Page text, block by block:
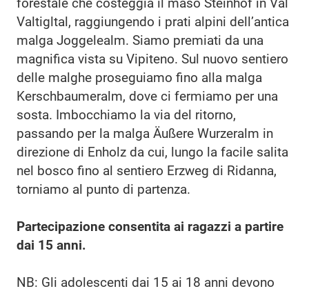
Valtigltal, raggiungendo i prati alpini dell’antica
malga Joggelealm. Siamo premiati da una
magnifica vista su Vipiteno. Sul nuovo sentiero
delle malghe proseguiamo fino alla malga
Kerschbaumeralm, dove ci fermiamo per una
sosta. Imbocchiamo la via del ritorno,
passando per la malga Äußere Wurzeralm in
direzione di Enholz da cui, lungo la facile salita
nel bosco fino al sentiero Erzweg di Ridanna,
torniamo al punto di partenza.
Partecipazione consentita ai ragazzi a partire
dai 15 anni.
NB: Gli adolescenti dai 15 ai 18 anni devono